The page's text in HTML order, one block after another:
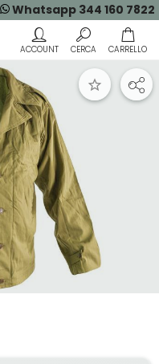
Whatsapp 344 160 7822